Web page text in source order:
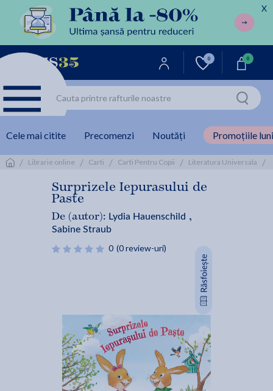
X
0 0
Cele mai citite Precomenzi Noutăți Promoțiile
/ Librarie online / Carti / Carti Pentru Copii / Literatura Universala /
Surprizele Iepurasului de
Paste
De (autor): Lydia Hauenschild ,
Sabine Straub
0 (0 review-uri)